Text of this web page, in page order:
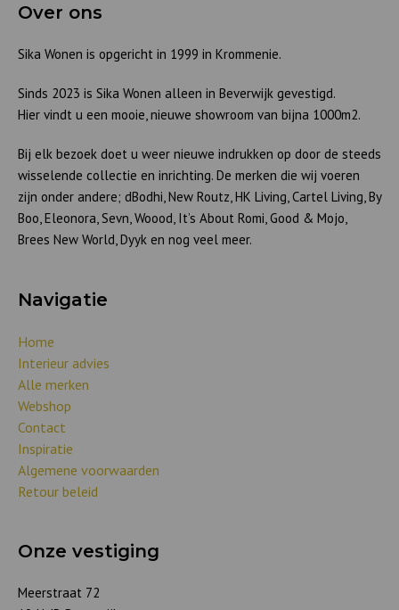
Over ons
Sika Wonen is opgericht in 1999 in Krommenie.
Sinds 2023 is Sika Wonen alleen in Beverwijk gevestigd.
Hier vindt u een mooie, nieuwe showroom van bijna 1000m2.
Bij elk bezoek doet u weer nieuwe indrukken op door de steeds
wisselende collectie en inrichting. De merken die wij voeren
zijn onder andere; dBodhi, New Routz, HK Living, Cartel Living, By
Boo, Eleonora, Sevn, Woood, It’s About Romi, Good & Mojo,
Brees New World, Dyyk en nog veel meer.
Navigatie
Home
Interieur advies
Alle merken
Webshop
Contact
Inspiratie
Algemene voorwaarden
Retour beleid
Onze vestiging
Meerstraat 72